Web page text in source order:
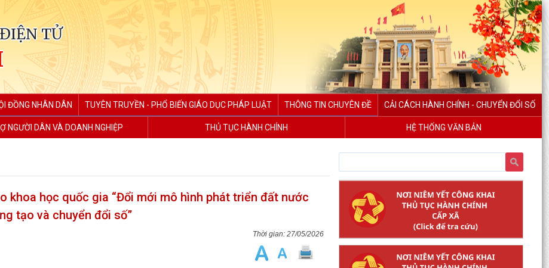
TỬ
ĐỒNG NHÂN DÂN TUYÊN TRUYỀN - PHỔ BIẾN GIÁO DỤC PHÁP LUẬT THÔNG TIN CHUYÊN ĐỀ CẢI CÁCH HÀNH CHÍNH - CHUYỂN ĐỔI SỐ
NGƯỜI DÂN VÀ DOANH NGHIỆP THỦ TỤC HÀNH CHÍNH HỆ THỐNG VĂN BẢN
khoa học quốc gia “Đổi mới mô hình phát triển đất nước
tạo và chuyển đổi số”
27/05/2026